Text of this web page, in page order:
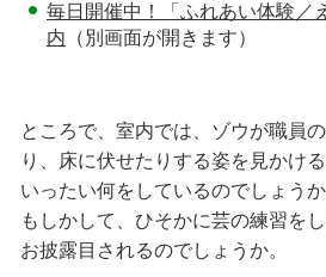
毎日開催中！「ふれあい体験／
内 （別画面が開きます）
ところで、室内では、ゾウが職員
り、床に伏せたりする姿を見かけ
いったい何をしているのでしょうか
もしかして、ひそかに芸の練習を
お披露目されるのでしょうか。